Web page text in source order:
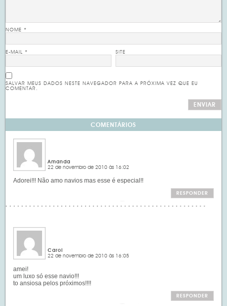
NOME*
E-MAIL* SITE
SALVAR MEUS DADOS NESTE NAVEGADOR PARA A PRÓXIMA VEZ QUE EU
COMENTAR.
COMENTÁRIOS
Amanda
22 de novembro de 2010 às 16:02
Adorei!!! Não amo navios mas esse é especial!!
RESPONDER
Carol
22 de novembro de 2010 às 16:05
amei!
um luxo só esse navio!!!
to ansiosa pelos próximos!!!!
RESPONDER